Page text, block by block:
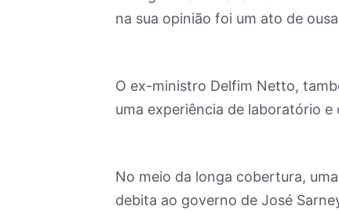
na sua opinião foi um ato de
O ex-ministro Delfim Netto,
uma experiência de laboratório
No meio da longa cobertura,
debita ao governo de José